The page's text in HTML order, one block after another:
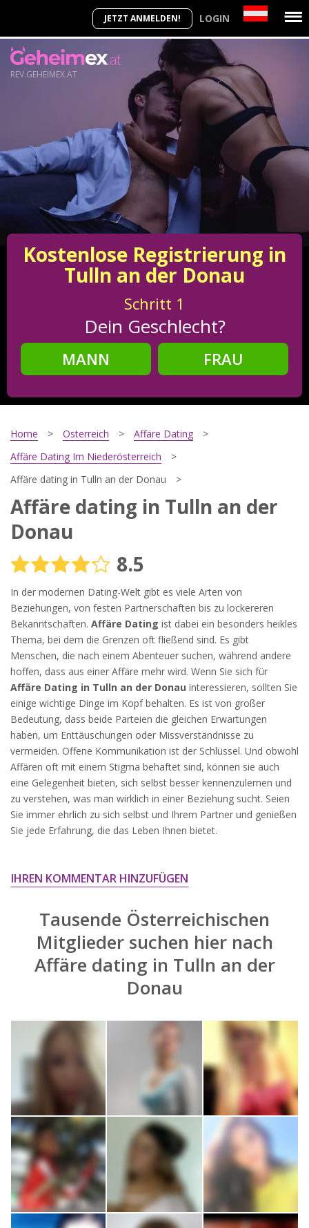
JETZT ANMELDEN! LOGIN
REV.GEHEIMEX.AT
Kostenlose Registrierung in
Tulln an der Donau
Schritt 1
Dein Geschlecht?
MANN
FRAU
Schritt2
Schritt
Deine E-Mail?
Nutzungsbedingungenund derDatenschutzerklärung
einverstanden. Ich erhalte Informationen und Angebote des
Betreibers per E-Mail, der Zusendung kann ich jederzeit
widersprechen.
JETZT ANMELDEN!
Home Osterreich
Affäre Dating
Affäre Dating Im Niederösterreich
Affäre dating in Tulln an der Donau
Affäre dating in Tulln an der
Donau
8.5
In der modernen Dating-Welt gibt es viele Arten von
Beziehungen, von festen Partnerschaften bis zu lockereren
Bekanntschaften. Affäre Dating ist dabei ein besonders heikles
Thema, bei dem die Grenzen oft fließend sind. Es gibt
Menschen, die nach einem Abenteuer suchen, während andere
hoffen, dass aus einer Affäre mehr wird. Wenn Sie sich für
Affäre Dating in Tulln an der Donau interessieren, sollten Sie
einige wichtige Dinge im Kopf behalten. Es ist von großer
Bedeutung, dass beide Parteien die gleichen Erwartungen
haben, um Enttäuschungen oder Missverständnisse zu
vermeiden. Offene Kommunikation ist der Schlüssel. Und obwohl
Affären oft mit einem Stigma behaftet sind, können sie auch
eine Gelegenheit bieten, sich selbst besser kennenzulernen und
zu verstehen, was man wirklich in einer Beziehung sucht. Seien
Sie immer ehrlich zu sich selbst und Ihrem Partner und genießen
Sie jede Erfahrung, die das Leben Ihnen bietet.
IHREN KOMMENTAR HINZUFÜGEN
Tausende Österreichischen
Mitglieder suchen hier nach
Affäre dating in Tulln an der
Donau